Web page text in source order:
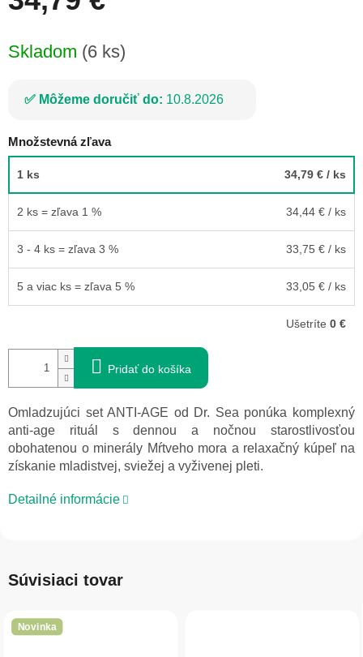
cena:
Skladom (6 ks)
Môžeme doručiť do: 10.8.2026
Množstevná zľava
1 ks 34,79 € / ks
2 ks = zľava 1 % 34,44 € / ks
3 - 4 ks = zľava 3 % 33,75 € / ks
5 a viac ks = zľava 5 % 33,05 € / ks
Ušetríte 0 €
Pridať do košíka
Omladzujúci set ANTI-AGE od Dr. Sea ponúka komplexný
anti-age rituál s dennou a nočnou starostlivosťou
obohatenou o minerály Mŕtveho mora a relaxačný kúpeľ na
získanie mladistvej, sviežej a vyživenej pleti.
Detailné informácie
Súvisiaci tovar
Novinka